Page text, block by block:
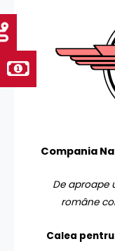
Compania
De aproape
române
Calea